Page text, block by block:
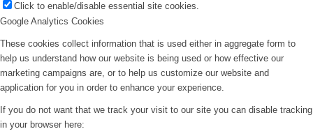
Click to enable/disable essential site cookies.
Google Analytics Cookies
These cookies collect information that is used either in aggregate form to
help us understand how our website is being used or how effective our
marketing campaigns are, or to help us customize our website and
application for you in order to enhance your experience.
If you do not want that we track your visit to our site you can disable tracking
in your browser here: